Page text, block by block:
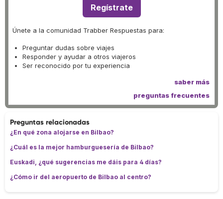
Regístrate
Únete a la comunidad Trabber Respuestas para:
Preguntar dudas sobre viajes
Responder y ayudar a otros viajeros
Ser reconocido por tu experiencia
saber más
preguntas frecuentes
Preguntas relacionadas
¿En qué zona alojarse en Bilbao?
¿Cuál es la mejor hamburguesería de Bilbao?
Euskadi, ¿qué sugerencias me dáis para 4 días?
¿Cómo ir del aeropuerto de Bilbao al centro?